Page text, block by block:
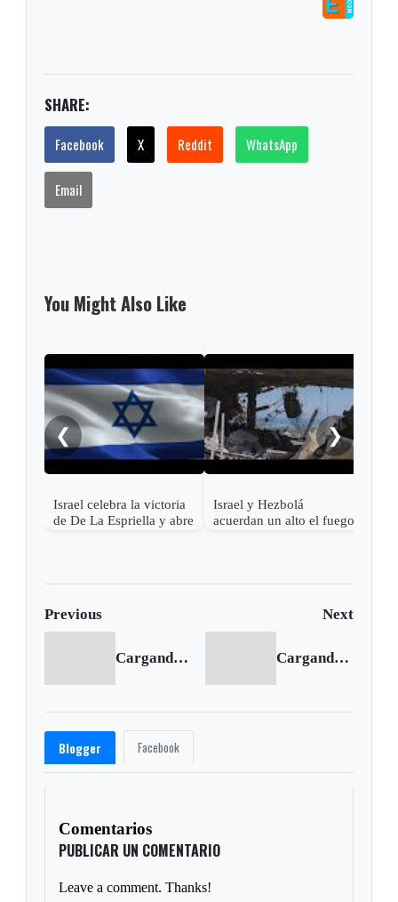
SHARE:
Facebook X Reddit WhatsApp
Email
You Might Also Like
❮
Israel celebra la victoria
de De La Espriella y abre
Israel y Hezbolá
acuerdan un alto el fuego
❯
Previous Next
Cargando anterior... Cargando siguiente...
Blogger Facebook
Comentarios
PUBLICAR UN COMENTARIO
Leave a comment. Thanks!